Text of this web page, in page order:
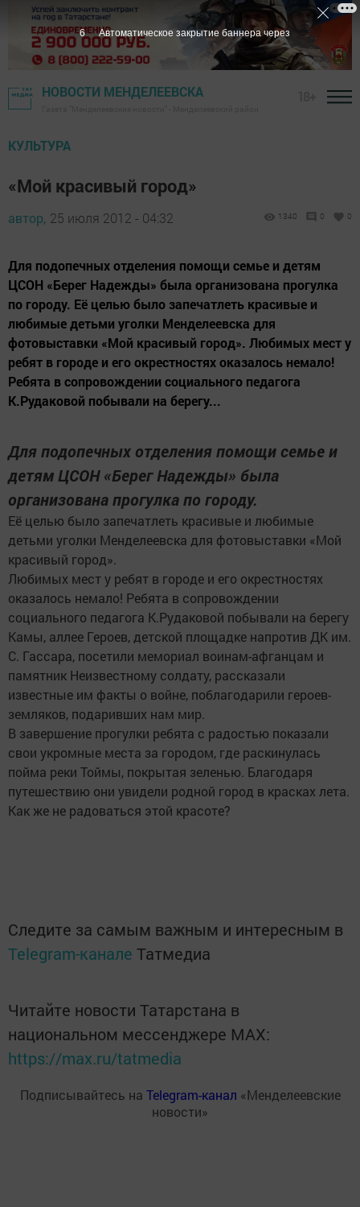
НОВОСТИ МЕНДЕЛЕЕВСКА
КУЛЬТУРА
«Мой красивый город»
автор, 25 июля 2012 - 04:32 1340 0 0
Для подопечных отделения помощи семье и детям
ЦСОН «Берег Надежды» была организована прогулка
по городу. Её целью было запечатлеть красивые и
любимые детьми уголки Менделеевска для
фотовыставки «Мой красивый город». Любимых мест у
ребят в городе и его окрестностях оказалось немало!
Ребята в сопровождении социального педагога
К.Рудаковой побывали на берегу...
Для подопечных отделения помощи семье и
детям ЦСОН «Берег Надежды» была
организована прогулка по городу.
Её целью было запечатлеть красивые и любимые
детьми уголки Менделеевска для фотовыставки «Мой
красивый город».
Любимых мест у ребят в городе и его окрестностях
оказалось немало! Ребята в сопровождении
социального педагога К.Рудаковой побывали на берегу
Камы, аллее Героев, детской площадке напротив ДК им.
С. Гассара, посетили мемориал воинам-афганцам и
памятник Неизвестному солдату, рассказали
известные им факты о войне, поблагодарили героев-
земляков, подаривших нам мир.
В завершение прогулки ребята с радостью показали
свои укромные места за городом, где раскинулась
пойма реки Тоймы, покрытая зеленью. Благодаря
путешествию они увидели родной город в красках лета.
Как же не радоваться этой красоте?
Следите за самым важным и интересным в
Telegram-канале Татмедиа
Читайте новости Татарстана в
национальном мессенджере MАХ:
https://max.ru/tatmedia
Подписывайтесь на Telegram-канал «Менделеевские
новости»
6 Автоматическое закрытие баннера через